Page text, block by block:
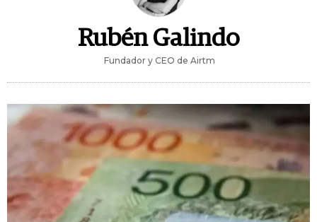
Rubén Galindo
Fundador y CEO de Airtm